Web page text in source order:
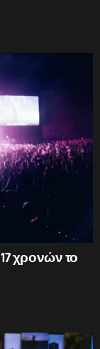
χρονών το